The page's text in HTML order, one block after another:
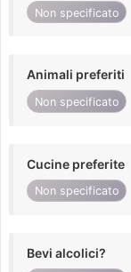
Non specificato
Animali preferiti
Non specificato
Cucine preferite
Non specificato
Bevi alcolici?